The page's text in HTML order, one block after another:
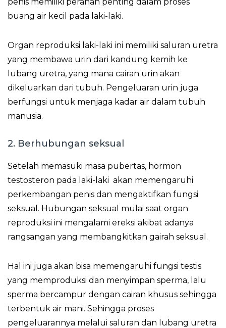
buang air kecil pada laki-laki.
Organ reproduksi laki-laki ini memiliki saluran uretra
yang membawa urin dari kandung kemih ke
lubang uretra, yang mana cairan urin akan
dikeluarkan dari tubuh. Pengeluaran urin juga
berfungsi untuk menjaga kadar air dalam tubuh
manusia.
2. Berhubungan seksual
Setelah memasuki masa pubertas, hormon
testosteron pada laki-laki akan memengaruhi
perkembangan penis dan mengaktifkan fungsi
seksual. Hubungan seksual mulai saat organ
reproduksi ini mengalami ereksi akibat adanya
rangsangan yang membangkitkan gairah seksual.
Hal ini juga akan bisa memengaruhi fungsi testis
yang memproduksi dan menyimpan sperma, lalu
sperma bercampur dengan cairan khusus sehingga
terbentuk air mani. Sehingga proses
pengeluarannya melalui saluran dan lubang uretra